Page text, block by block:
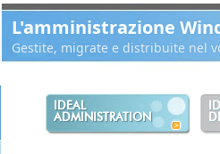
L'amministrazione
Gestite, migrate e distribuite nel
IDEAL
ADMINISTRATION